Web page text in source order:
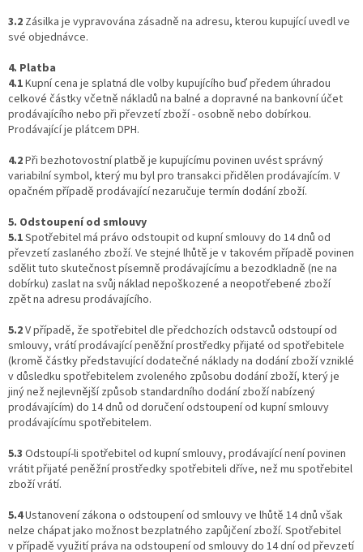
3.2 Zásilka je vypravována zásadně na adresu, kterou kupující uvedl ve
své objednávce.
4. Platba
4.1Kupní cena je splatná dle volby kupujícího buď předem úhradou
celkové částky včetně nákladů na balné a dopravné na bankovní účet
prodávajícího nebo při převzetí zboží - osobně nebo dobírkou.
Prodávající je plátcem DPH.
4.2Při bezhotovostní platbě je kupujícímu povinen uvést správný
variabilní symbol, který mu byl pro transakci přidělen prodávajícím. V
opačném případě prodávající nezaručuje termín dodání zboží.
5. Odstoupení od smlouvy
5.1Spotřebitel má právo odstoupit od kupní smlouvy do 14 dnů od
převzetí zaslaného zboží. Ve stejné lhůtě je v takovém případě povinen
sdělit tuto skutečnost písemně prodávajícímu a bezodkladně (ne na
dobírku) zaslat na svůj náklad nepoškozené a neopotřebené zboží
zpět na adresu prodávajícího.
5.2V případě, že spotřebitel dle předchozích odstavců odstoupí od
smlouvy, vrátí prodávající peněžní prostředky přijaté od spotřebitele
(kromě částky představující dodatečné náklady na dodání zboží vzniklé
v důsledku spotřebitelem zvoleného způsobu dodání zboží, který je
jiný než nejlevnější způsob standardního dodání zboží nabízený
prodávajícím) do 14 dnů od doručení odstoupení od kupní smlouvy
prodávajícímu spotřebitelem.
5.3 Odstoupí-li spotřebitel od kupní smlouvy, prodávající není povinen
vrátit přijaté peněžní prostředky spotřebiteli dříve, než mu spotřebitel
zboží vrátí.
5.4Ustanovení zákona o odstoupení od smlouvy ve lhůtě 14 dnů však
nelze chápat jako možnost bezplatného zapůjčení zboží. Spotřebitel
v případě využití práva na odstoupení od smlouvy do 14 dní od převzetí